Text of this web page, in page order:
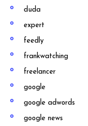
duda
expert
feedly
frankwatching
freelancer
google
google adwords
google news